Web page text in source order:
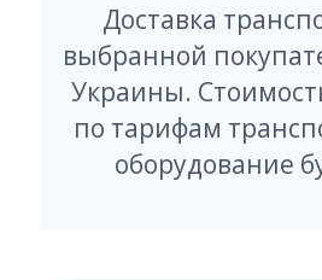
Доставка
выбранной
Украины.
по тарифам
оборудование